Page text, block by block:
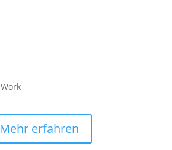
Mehr erfahren